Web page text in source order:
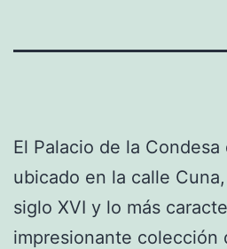
El Palacio de la Condesa
ubicado en la calle
siglo XVI y lo más
impresionante colección